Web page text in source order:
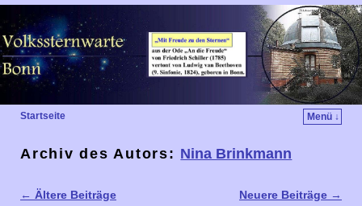
Startseite Menü ↓
Archiv des Autors: Nina Brinkmann
Artikelnavigation
← Ältere Beiträge Neuere Beiträge →